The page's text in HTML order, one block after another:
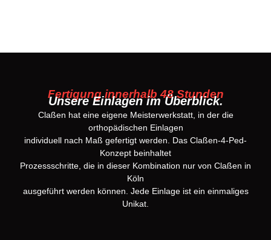
Fertigung innerhalb 48 Stunden
Unsere Einlagen im Überblick.
Claßen hat eine eigene Meisterwerkstatt, in der die
orthopädischen Einlagen
individuell nach Maß gefertigt werden. Das Claßen-4-Ped-
Konzept beinhaltet
Prozessschritte, die in dieser Kombination nur von Claßen in
Köln
ausgeführt werden können. Jede Einlage ist ein einmaliges
Unikat.